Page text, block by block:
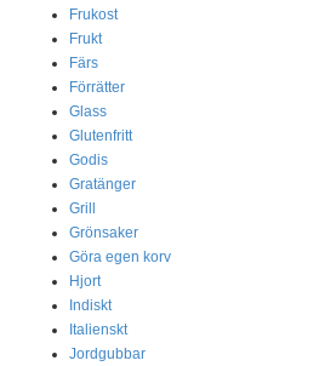
Frukost
Frukt
Färs
Förrätter
Glass
Glutenfritt
Godis
Gratänger
Grill
Grönsaker
Göra egen korv
Hjort
Indiskt
Italienskt
Jordgubbar